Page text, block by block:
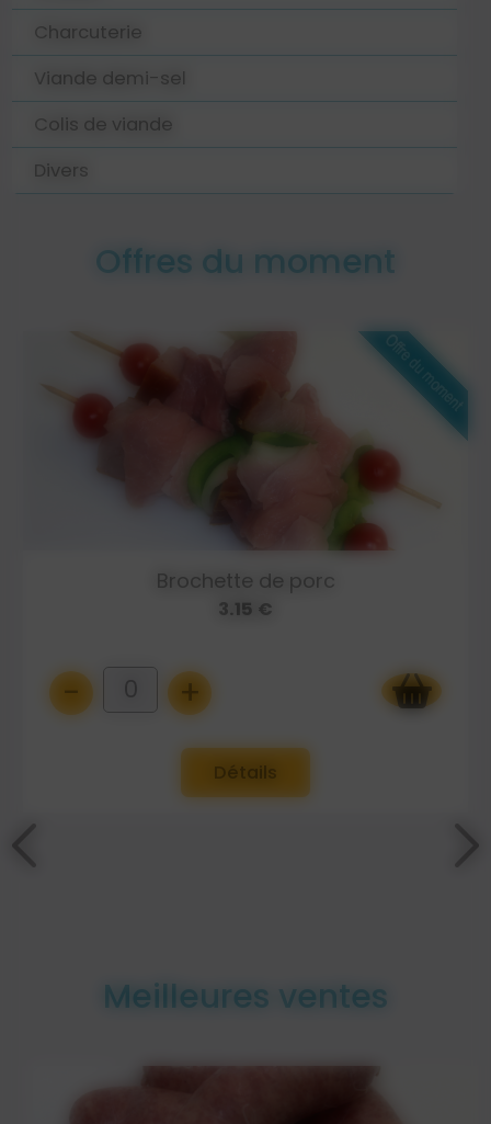
Charcuterie
Viande demi-sel
Colis de viande
Divers
Offres du moment
Brochette de porc
3.15 €
- 0 +
Détails
Meilleures ventes